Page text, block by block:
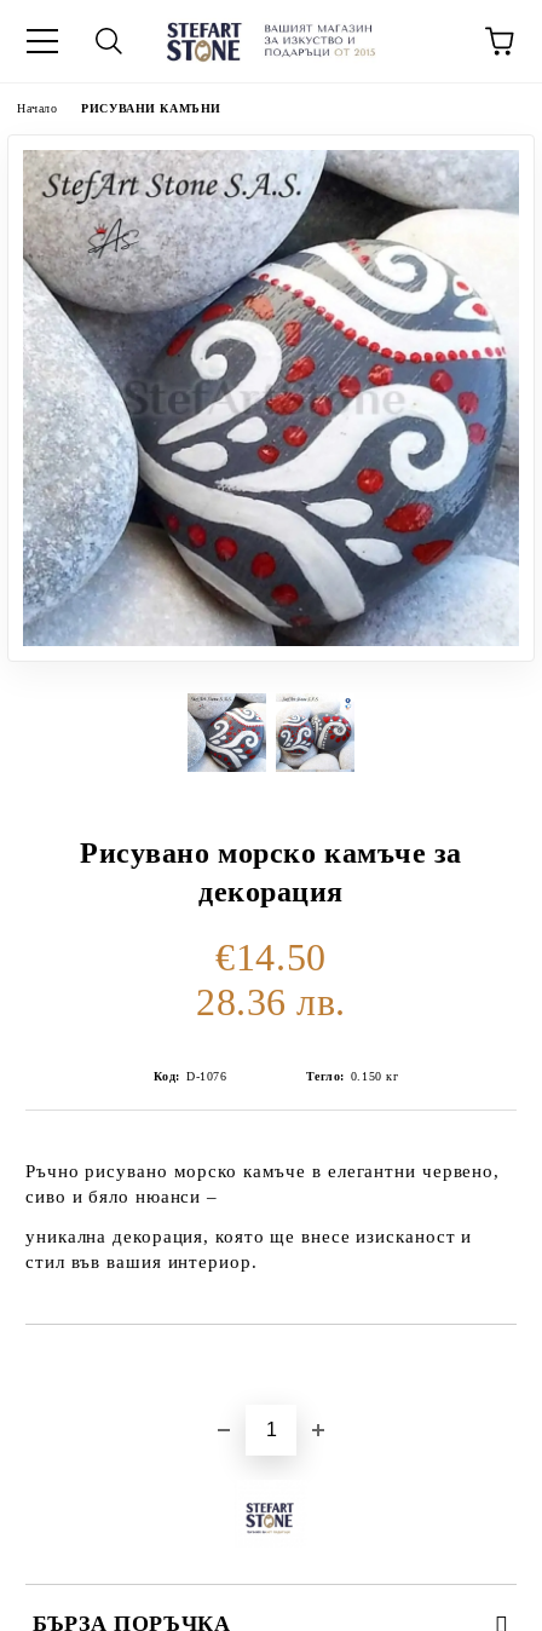
Начало РИСУВАНИ КАМЪНИ
Рисувано морско камъче за
декорация
€14.50
28.36 лв.
Код: D-1076 Тегло: 0.150 кг
Ръчно рисувано морско камъче в елегантни червено,
сиво и бяло нюанси –
уникална декорация, която ще внесе изисканост и
стил във вашия интериор.
БЪРЗА ПОРЪЧКА